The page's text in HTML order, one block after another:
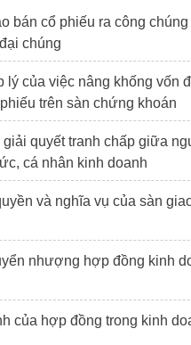
bán cổ phiếu ra công chúng
chúng
lý của việc nâng khống vốn
trên sàn chứng khoán
quyết tranh chấp giữa
cá nhân kinh doanh
và nghĩa vụ của sàn
nhượng hợp đồng kinh
của hợp đồng trong kinh